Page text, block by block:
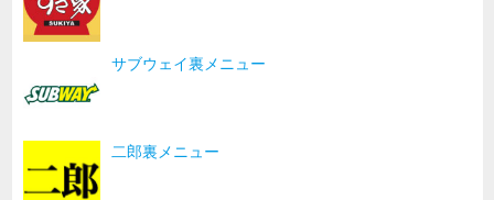
サブウェイ裏メニュー
二郎裏メニュー